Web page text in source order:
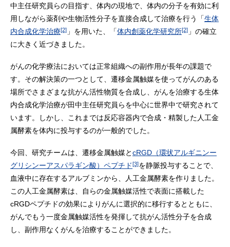
中主任研究員らの目指す、体内の現地で、体内の分子を有効に利
用しながら薬剤や生物活性分子を直接合成して治療を行う「生体
内合成化学治療[2] 」を用いた、「体内創薬化学研究所[2] 」の確立
に大きく近づきました。
がんの化学療法においては正常組織への副作用が長年の課題で
す。その解決策の一つとして、遷移金属触媒を使ってがんのある
場所でさまざまな抗がん活性物質を合成し、がんを治療する生体
内合成化学治療が田中主任研究員らを中心に世界中で研究されて
います。しかし、これまでは反応容器内で合成・精製した人工金
属酵素を体内に投与するのが一般的でした。
今回、研究チームは、遷移金属触媒とcRGD（環状アルギニンー
グリシンーアスパラギン酸）ペプチド[3]を静脈投与することで、
血液中に存在するアルブミンから、人工金属酵素を作りました。
この人工金属酵素は、自らの金属触媒活性で表面に搭載した
cRGDペプチドの効果によりがんに選択的に移行するとともに、
がんでもう一度金属触媒活性を発揮して抗がん活性分子を合成
し、副作用なくがんを治療することができました。